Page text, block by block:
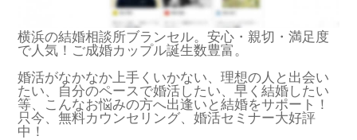
横浜の結婚相談所ブランセル。安心・親切・満足度
で人気！ご成婚カップル誕生数豊富。
婚活がなかなか上手くいかない、理想の人と出会い
たい、自分のペースで婚活したい、早く結婚したい
等、こんなお悩みの方へ出逢いと結婚をサポート！
只今、無料カウンセリング、婚活セミナー大好評
中！